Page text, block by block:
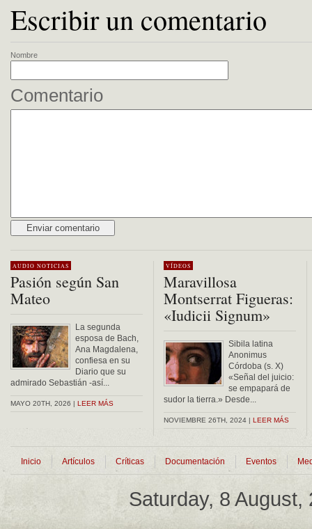
Escribir un comentario
Nombre
Comentario
AUDIO NOTICIAS
Pasión según San
Mateo
La segunda
esposa de Bach,
Ana Magdalena,
confiesa en su
Diario que su
admirado Sebastián -así...
MAYO 20TH, 2026 | LEER MÁS
VÍDEOS
Maravillosa
Montserrat Figueras:
«Iudicii Signum»
Sibila latina
Anonimus
Córdoba (s. X)
«Señal del juicio:
se empapará de
sudor la tierra.» Desde...
NOVIEMBRE 26TH, 2024 | LEER MÁS
Inicio Artículos Críticas Documentación Eventos
Saturday, 8